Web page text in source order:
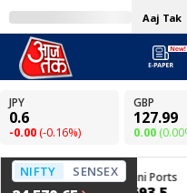
Aaj Tak